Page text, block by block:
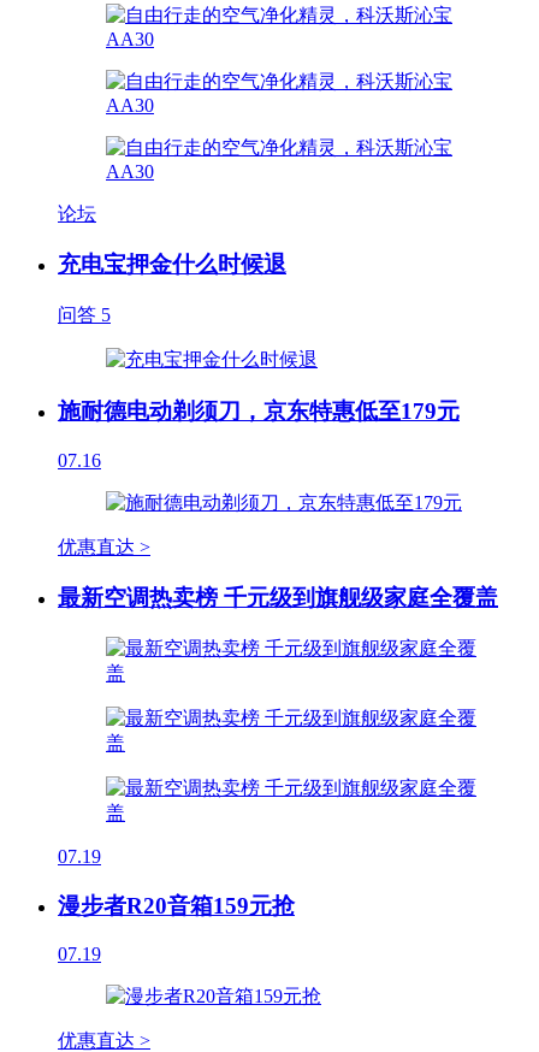
论坛
充电宝押金什么时候退
问答 5
施耐德电动剃须刀，京东特惠低至179元
07.16
优惠直达 >
最新空调热卖榜 千元级到旗舰级家庭全覆盖
07.19
漫步者R20音箱159元抢
07.19
优惠直达 >